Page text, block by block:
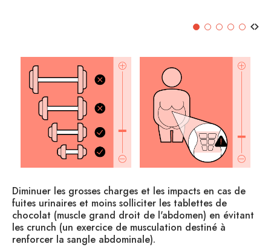
Diminuer les grosses charges et les impacts en cas de
fuites urinaires et moins solliciter les tablettes de
chocolat (muscle grand droit de l'abdomen) en évitant
les crunch (un exercice de musculation destiné à
renforcer la sangle abdominale).